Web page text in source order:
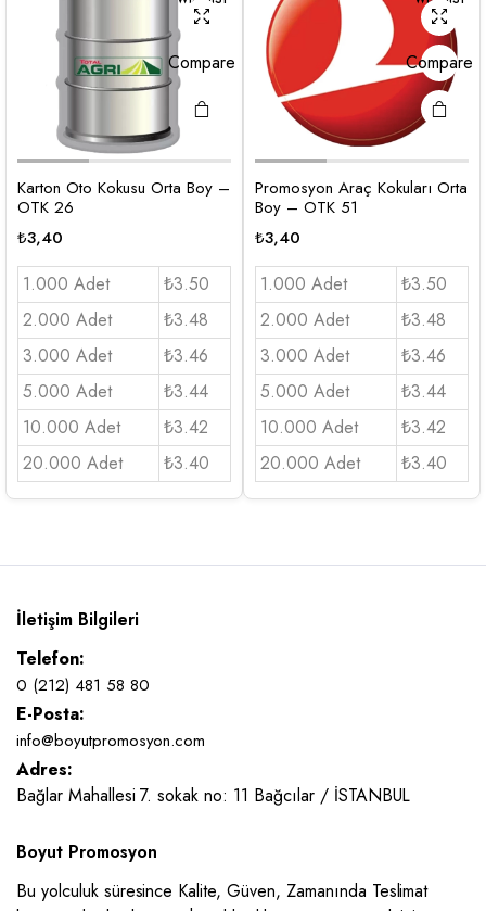
Compare
Karton Oto Kokusu Orta Boy –
OTK 26
₺3,40
1.000 Adet
₺3.50
2.000 Adet
₺3.48
3.000 Adet
₺3.46
5.000 Adet
₺3.44
10.000 Adet
₺3.42
20.000 Adet
₺3.40
Compare
Promosyon Araç Kokuları Orta
Boy – OTK 51
₺3,40
1.000 Adet
₺3.50
2.000 Adet
₺3.48
3.000 Adet
₺3.46
5.000 Adet
₺3.44
10.000 Adet
₺3.42
20.000 Adet
₺3.40
İletişim Bilgileri
Telefon:
0 (212) 481 58 80
E-Posta:
info@boyutpromosyon.com
Adres:
Bağlar Mahallesi 7. sokak no: 11 Bağcılar / İSTANBUL
Boyut Promosyon
Bu yolculuk süresince Kalite, Güven, Zamanında Teslimat